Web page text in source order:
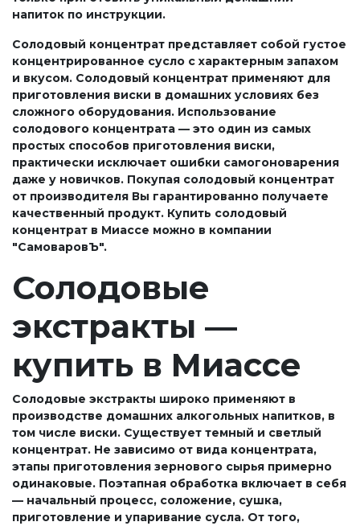
напиток по инструкции.
Солодовый концентрат представляет собой густое
концентрированное сусло с характерным запахом
и вкусом. Солодовый концентрат применяют для
приготовления виски в домашних условиях без
сложного оборудования. Использование
солодового концентрата — это один из самых
простых способов приготовления виски,
практически исключает ошибки самогоноварения
даже у новичков. Покупая солодовый концентрат
от производителя Вы гарантированно получаете
качественный продукт. Купить солодовый
концентрат в Миассе можно в компании
"СамоваровЪ".
Солодовые
экстракты —
купить в Миассе
Солодовые экстракты широко применяют в
производстве домашних алкогольных напитков, в
том числе виски. Существует темный и светлый
концентрат. Не зависимо от вида концентрата,
этапы приготовления зернового сырья примерно
одинаковые. Поэтапная обработка включает в себя
— начальный процесс, соложение, сушка,
приготовление и упаривание сусла. От того,